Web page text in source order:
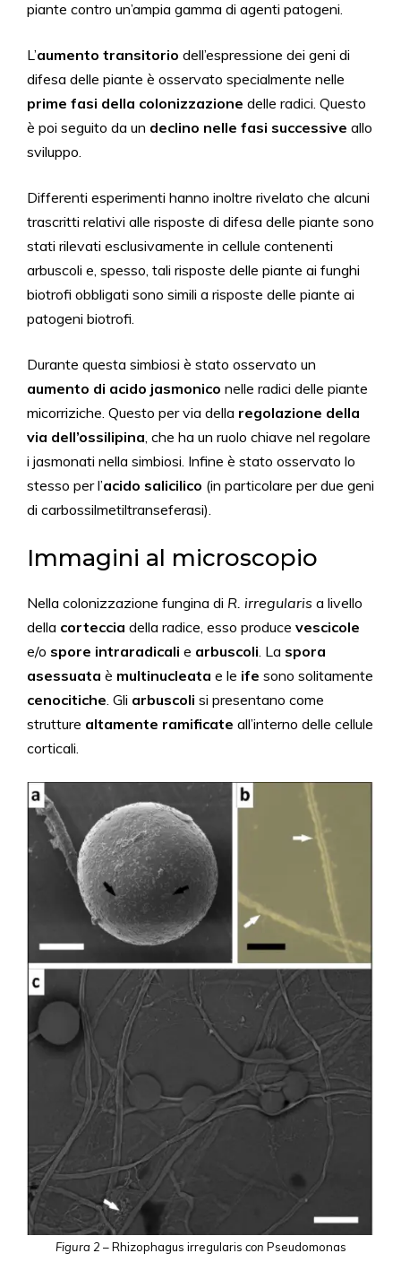
piante contro un’ampia gamma di agenti patogeni.
L’aumento transitorio dell’espressione dei geni di
difesa delle piante è osservato specialmente nelle
prime fasi della colonizzazione delle radici. Questo
è poi seguito da un declino nelle fasi successive allo
sviluppo.
Differenti esperimenti hanno inoltre rivelato che alcuni
trascritti relativi alle risposte di difesa delle piante sono
stati rilevati esclusivamente in cellule contenenti
arbuscoli e, spesso, tali risposte delle piante ai funghi
biotrofi obbligati sono simili a risposte delle piante ai
patogeni biotrofi.
Durante questa simbiosi è stato osservato un
aumento di acido jasmonico nelle radici delle piante
micorriziche. Questo per via della regolazione della
via dell’ossilipina, che ha un ruolo chiave nel regolare
i jasmonati nella simbiosi. Infine è stato osservato lo
stesso per l’acido salicilico (in particolare per due geni
di carbossilmetiltranseferasi).
Immagini al microscopio
Nella colonizzazione fungina di R. irregularis a livello
della corteccia della radice, esso produce vescicole
e/o spore intraradicali e arbuscoli. La spora
asessuata è multinucleata e le ife sono solitamente
cenocitiche. Gli arbuscoli si presentano come
strutture altamente ramificate all’interno delle cellule
corticali.
Figura 2 – Rhizophagus irregularis con Pseudomonas